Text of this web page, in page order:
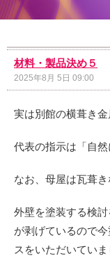
材料・製品決め５
2025年8月 5日 09:00
実は別館の横葺き金
代表の指示は「自然
なお、母屋は瓦葺
外壁を塗装する検
が剥げているので
スをいただいていま